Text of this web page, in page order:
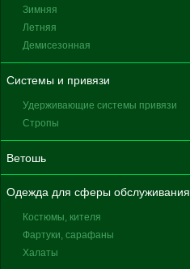
Зимняя
Летняя
Демисезонная
Системы и привязи
Удерживающие системы привязи
Стропы
Ветошь
Одежда для сферы обслуживания
Костюмы, кителя
Фартуки, сарафаны
Халаты